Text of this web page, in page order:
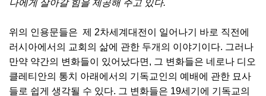
나에게 살아갈 힘을 제공해 주고 있다.
위의 인용문들은 제 2차세계대전이 일어나기 바로 직전에
러시아에서의 교회의 삶에 관한 두개의 이야기이다. 그러나
만약 약간의 변화들이 있어났다면, 그 변화들은 네로나 디오
클레티안의 통치 아래에서의 기독교인의 예배에 관한 묘사
들로 쉽게 생각될 수 있다. 그 변화들은 19세기에 기독교의